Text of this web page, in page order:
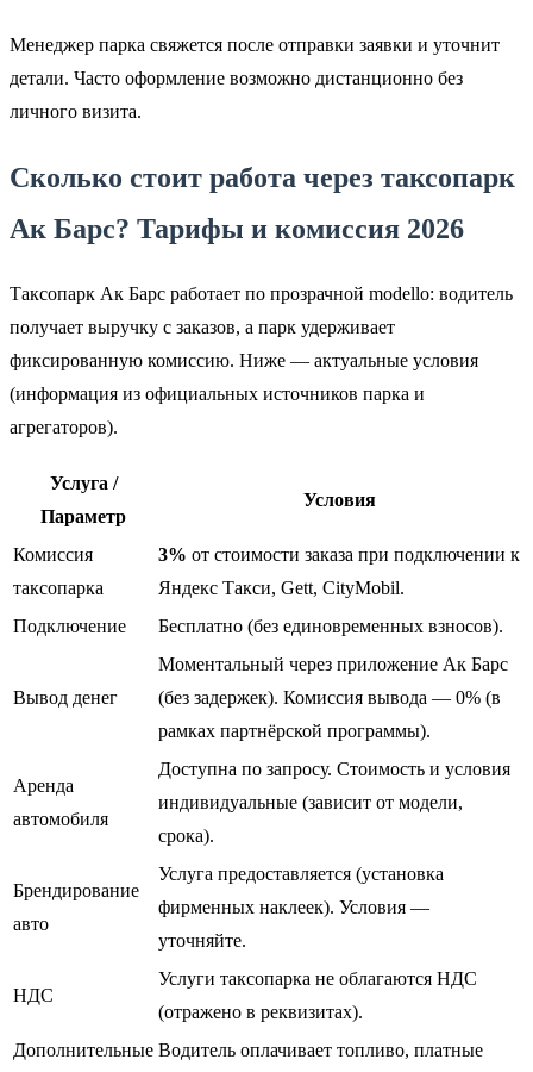
Менеджер парка свяжется после отправки заявки и уточнит
детали. Часто оформление возможно дистанционно без
личного визита.
Сколько стоит работа через таксопарк
Ак Барс? Тарифы и комиссия 2026
Таксопарк Ак Барс работает по прозрачной modello: водитель
получает выручку с заказов, а парк удерживает
фиксированную комиссию. Ниже — актуальные условия
(информация из официальных источников парка и
агрегаторов).
Услуга /
Параметр
Условия
Комиссия
таксопарка
3% от стоимости заказа при подключении к
Яндекс Такси, Gett, CityMobil.
Подключение
Бесплатно (без единовременных взносов).
Вывод денег
Моментальный через приложение Ак Барс
(без задержек). Комиссия вывода — 0% (в
рамках партнёрской программы).
Аренда
автомобиля
Доступна по запросу. Стоимость и условия
индивидуальные (зависит от модели,
срока).
Брендирование
авто
Услуга предоставляется (установка
фирменных наклеек). Условия —
уточняйте.
НДС
Услуги таксопарка не облагаются НДС
(отражено в реквизитах).
Дополнительные Водитель оплачивает топливо, платные